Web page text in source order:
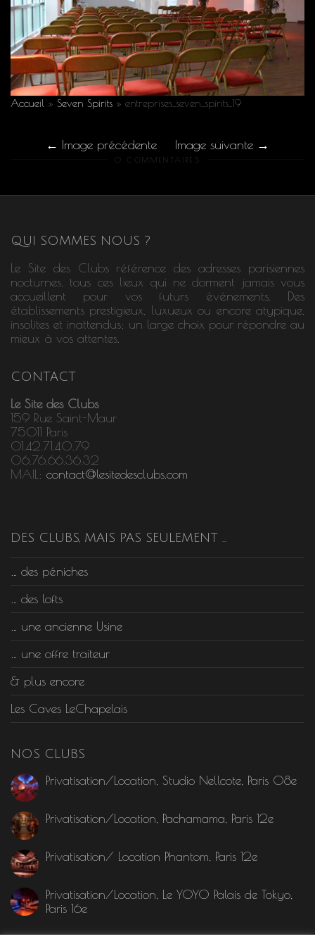
Accueil » Seven Spirits » entreprises_seven_spirits_19
Image précédente Image suivante
0 COMMENTAIRES
QUI SOMMES NOUS ?
Le Site des Clubs référence des adresses parisiennes
nocturnes, tous ces lieux qui ne dorment jamais vous
accueillent pour vos futurs événements. Des
établissements prestigieux, luxueux ou encore atypique,
insolites et inattendus; un large choix pour répondre au
mieux à vos attentes.
CONTACT
Le Site des Clubs
159 Rue Saint-Maur
75011 Paris
01.42.71.40.79
06.76.66.36.32
MAIL: contact@lesitedesclubs.com
DES CLUBS, MAIS PAS SEULEMENT …
… des péniches
… des lofts
… une ancienne Usine
… une offre traiteur
& plus encore
Les Caves LeChapelais
NOS CLUBS
Privatisation/Location, Studio Nellcote, Paris 08e
Privatisation/Location, Pachamama, Paris 12e
Privatisation/ Location Phantom, Paris 12e
Privatisation/Location, Le YOYO Palais de Tokyo,
Paris 16e